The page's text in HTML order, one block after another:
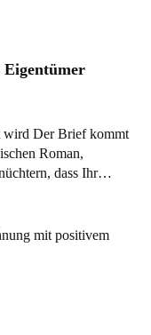
Eigentümer
wird Der Brief kommt
Roman,
dass Ihr…